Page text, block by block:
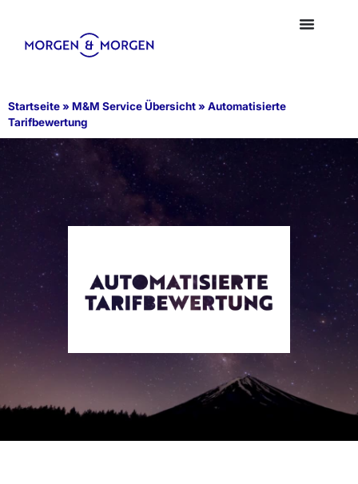
Startseite» M&M Service Übersicht» Automatisierte
Tarifbewertung